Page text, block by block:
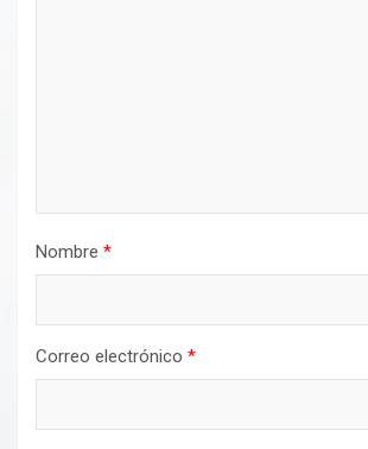
Nombre *
Correo electrónico *